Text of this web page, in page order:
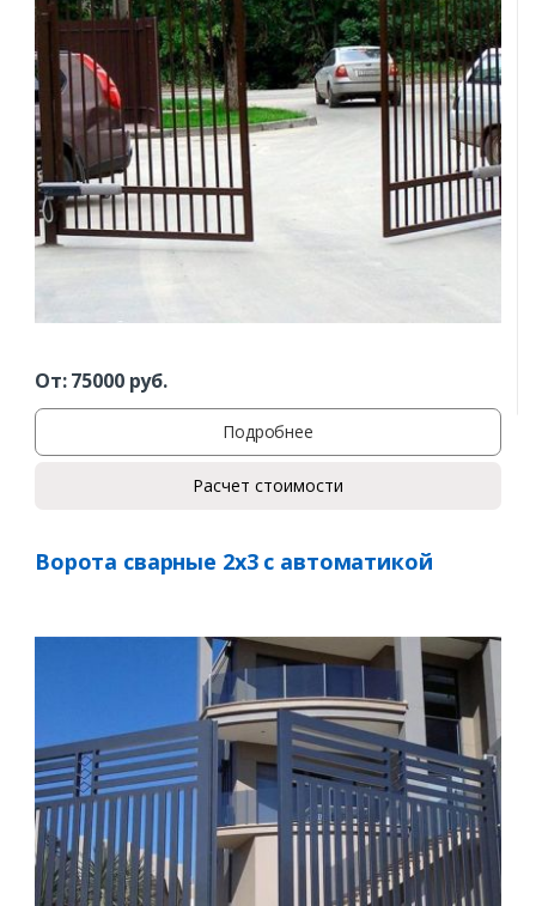
От:75000руб.
Подробнее
Расчет стоимости
Ворота сварные 2х3 с автоматикой